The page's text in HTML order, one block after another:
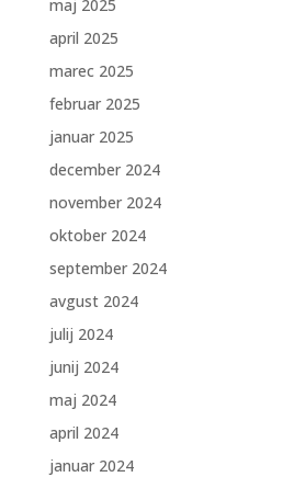
maj 2025
april 2025
marec 2025
februar 2025
januar 2025
december 2024
november 2024
oktober 2024
september 2024
avgust 2024
julij 2024
junij 2024
maj 2024
april 2024
januar 2024